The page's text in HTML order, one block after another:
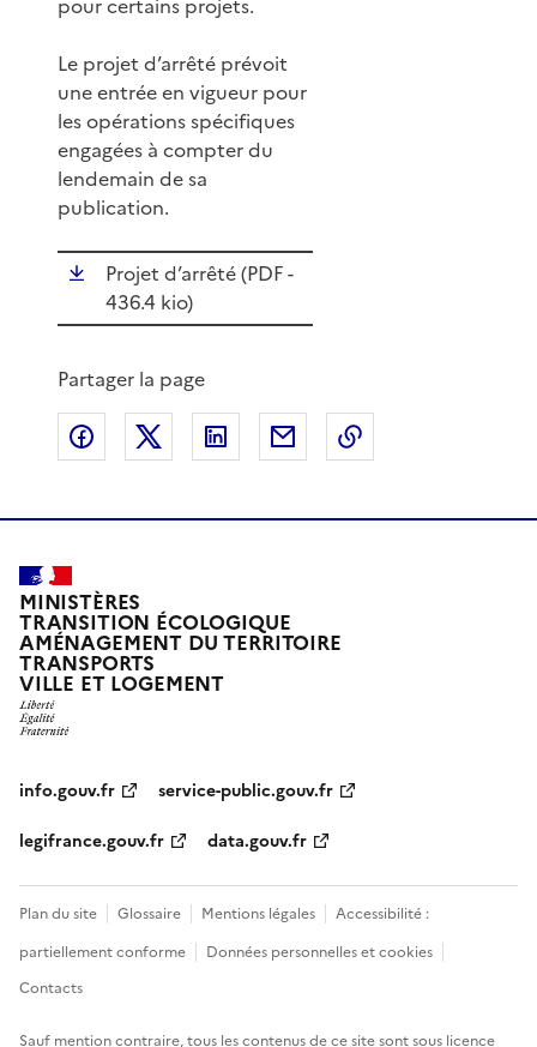
Le projet d’arrêté prévoit
une entrée en vigueur pour
les opérations spécifiques
engagées à compter du
lendemain de sa
publication.
Projet d’arrêté (PDF-
436.4 kio)
Partager la page
Partager sur Facebook
Partager sur XPartager sur LinkedIn
Partager par email
MINISTÈRES
TRANSITION ÉCOLOGIQUE
AMÉNAGEMENT DU TERRITOIRE
TRANSPORTS
VILLE ET LOGEMENT
info.gouv.fr
service-public.gouv.fr
legifrance.gouv.fr
data.gouv.fr
Plan du site Glossaire Mentions légales
Accessibilité :
partiellement conforme
Données personnelles et cookies
Contacts
Sauf mention contraire, tous les contenus de ce site sont sous licence